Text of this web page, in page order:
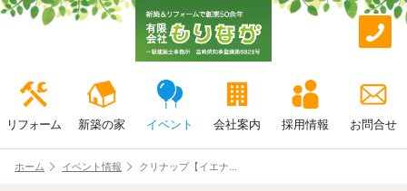
リフォーム 新築の家 イベント 会社案内 採用情報 お問合せ
ホーム イベント情報 クリナップ【イエナ…